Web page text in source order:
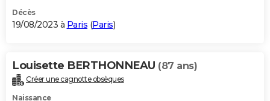
Décès
19/08/2023 à Paris (Paris)
Louisette BERTHONNEAU (87 ans)
Créer une cagnotte obsèques
Naissance